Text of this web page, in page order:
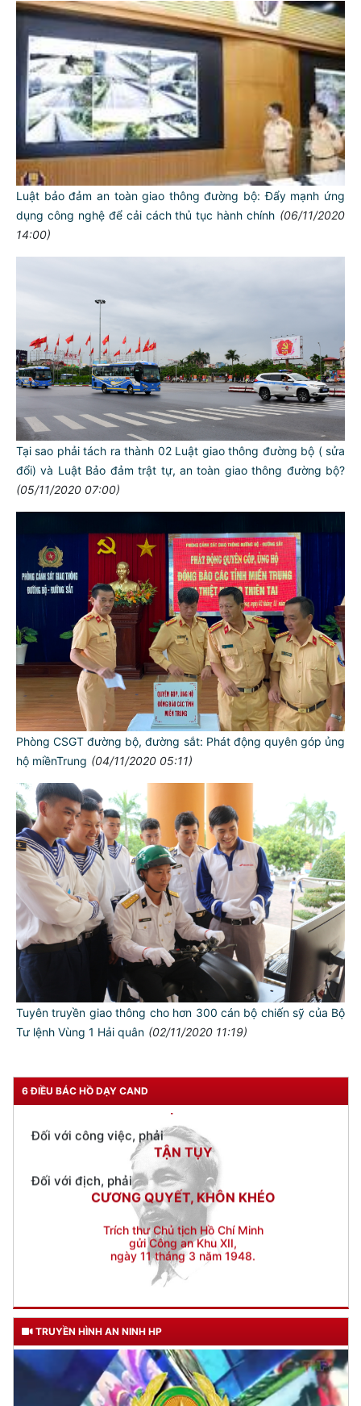
Luật bảo đảm an toàn giao thông đường bộ: Đẩy mạnh ứng
dụng công nghệ để cải cách thủ tục hành chính (06/11/2020
14:00)
Tại sao phải tách ra thành 02 Luật giao thông đường bộ ( sửa
đổi) và Luật Bảo đảm trật tự, an toàn giao thông đường bộ?
(05/11/2020 07:00)
Phòng CSGT đường bộ, đường sắt: Phát động quyên góp ủng
hộ miềnTrung (04/11/2020 05:11)
Tuyên truyền giao thông cho hơn 300 cán bộ chiến sỹ của Bộ
Tư lệnh Vùng 1 Hải quân (02/11/2020 11:19)
6 ĐIỀU BÁC HỒ DẠY CAND
TƯ CÁCH
NGƯỜI CÔNG AN CÁCH MỆNH LÀ:
Đối với tự mình, phải
CẦN, KIỆM, LIÊM, CHÍNH
Đối với đồng sự, phải
THÂN ÁI GIÚP ĐỠ
Đối với chính phủ, phải
TUYỆT ĐỐI TRUNG THÀNH
Đối với nhân dân, phải
Đối với công việc, phải
Đối với địch, phải
CƯƠNG QUYẾT, KHÔN KHÉO
Trích thư Chủ tịch Hồ Chí Minh
gửi Công an Khu XII,
ngày 11 tháng 3 năm 1948.
TRUYỀN HÌNH AN NINH HP